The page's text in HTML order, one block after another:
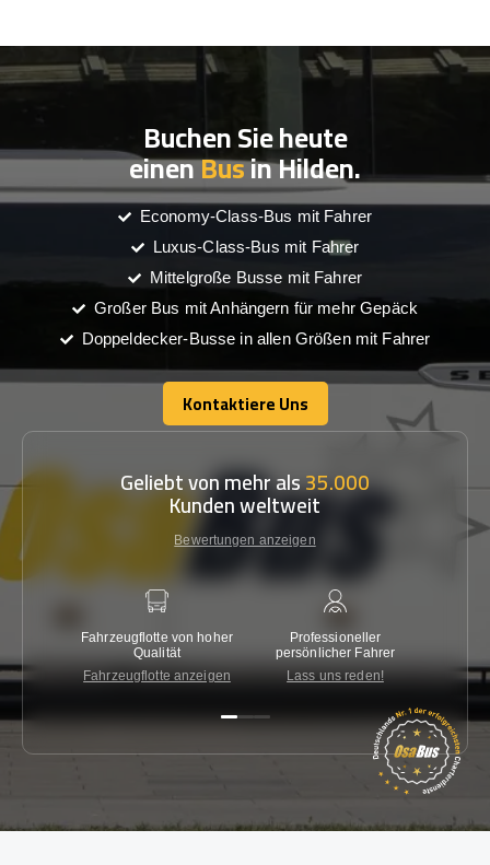
Buchen Sie heute
einenBusin Hilden.
Economy-Class-Bus mit Fahrer
Luxus-Class-Bus mit Fahrer
Mittelgroße Busse mit Fahrer
Großer Bus mit Anhängern für mehr Gepäck
Doppeldecker-Busse in allen Größen mit Fahrer
Kontaktiere Uns
Kontaktiere Uns
Geliebt von mehr als35.000
Kunden weltweit
Bewertungen anzeigen
Fahrzeugflotte von hoher
Qualität
Fahrzeugflotte anzeigen
Professioneller
persönlicher Fahrer
Lass uns reden!